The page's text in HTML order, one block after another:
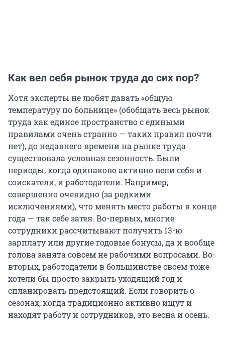
Как вел себя рынок труда до сих пор?
Хотя эксперты не любят давать «общую
температуру по больнице» (обобщать весь рынок
труда как единое пространство с едиными
правилами очень странно — таких правил почти
нет), до недавнего времени на рынке труда
существовала условная сезонность. Были
периоды, когда одинаково активно вели себя и
соискатели, и работодатели. Например,
совершенно очевидно (за редкими
исключениями), что менять место работы в конце
года — так себе затея. Во-первых, многие
сотрудники рассчитывают получить 13-ю
зарплату или другие годовые бонусы, да и вообще
голова занята совсем не рабочими вопросами. Во-
вторых, работодатели в большинстве своем тоже
хотели бы просто закрыть уходящий год и
спланировать предстоящий. Если говорить о
сезонах, когда традиционно активно ищут и
находят работу и сотрудников, это весна и осень.